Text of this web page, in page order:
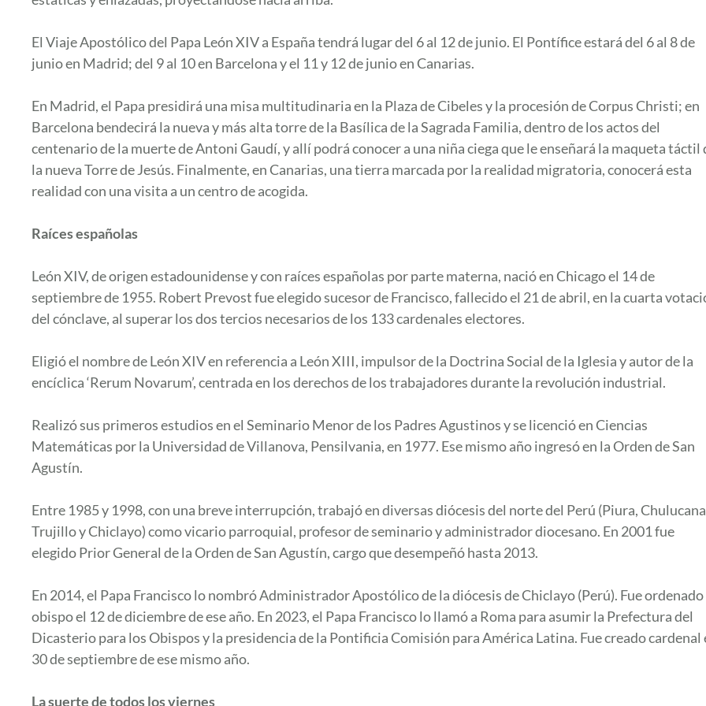
El Viaje Apostólico del Papa León XIV a España tendrá lugar del 6 al 12 de junio. El Pontífice estará del 6 al 8 de
junio en Madrid; del 9 al 10 en Barcelona y el 11 y 12 de junio en Canarias.
En Madrid, el Papa presidirá una misa multitudinaria en la Plaza de Cibeles y la procesión de Corpus Christi; en
Barcelona bendecirá la nueva y más alta torre de la Basílica de la Sagrada Familia, dentro de los actos del
centenario de la muerte de Antoni Gaudí, y allí podrá conocer a una niña ciega que le enseñará la maqueta táctil
la nueva Torre de Jesús. Finalmente, en Canarias, una tierra marcada por la realidad migratoria, conocerá esta
realidad con una visita a un centro de acogida.
Raíces españolas
León XIV, de origen estadounidense y con raíces españolas por parte materna, nació en Chicago el 14 de
septiembre de 1955. Robert Prevost fue elegido sucesor de Francisco, fallecido el 21 de abril, en la cuarta
del cónclave, al superar los dos tercios necesarios de los 133 cardenales electores.
Eligió el nombre de León XIV en referencia a León XIII, impulsor de la Doctrina Social de la Iglesia y autor de la
encíclica ‘Rerum Novarum’, centrada en los derechos de los trabajadores durante la revolución industrial.
Realizó sus primeros estudios en el Seminario Menor de los Padres Agustinos y se licenció en Ciencias
Matemáticas por la Universidad de Villanova, Pensilvania, en 1977. Ese mismo año ingresó en la Orden de San
Agustín.
Entre 1985 y 1998, con una breve interrupción, trabajó en diversas diócesis del norte del Perú (Piura,
Trujillo y Chiclayo) como vicario parroquial, profesor de seminario y administrador diocesano. En 2001 fue
elegido Prior General de la Orden de San Agustín, cargo que desempeñó hasta 2013.
En 2014, el Papa Francisco lo nombró Administrador Apostólico de la diócesis de Chiclayo (Perú). Fue ordenado
obispo el 12 de diciembre de ese año. En 2023, el Papa Francisco lo llamó a Roma para asumir la Prefectura del
Dicasterio para los Obispos y la presidencia de la Pontificia Comisión para América Latina. Fue creado cardenal
30 de septiembre de ese mismo año.
La suerte de todos los viernes